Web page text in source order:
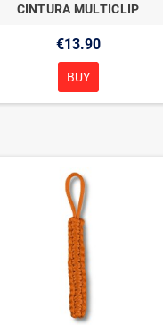
CINTURA MULTICLIP
€13.90
BUY